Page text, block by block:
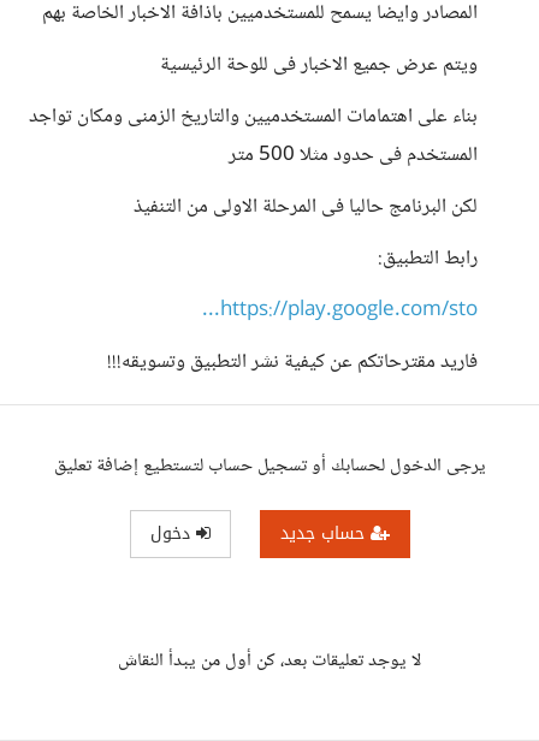
المصادر وايضا يسمح للمستخدميين باذافة الاخبار الخاصة بهم
ويتم عرض جميع الاخبار فى للوحة الرئيسية
بناء على اهتمامات المستخدميين والتاريخ الزمنى ومكان تواجد
المستخدم فى حدود مثلا 500 متر
لكن البرنامج حاليا فى المرحلة الاولى من التنفيذ
رابط التطبيق:
https://play.google.com/sto...
فاريد مقترحاتكم عن كيفية نشر التطبيق وتسويقه!!!
يرجى الدخول لحسابك أو تسجيل حساب لتستطيع إضافة تعليق
حساب جديد دخول
لا يوجد تعليقات بعد، كن أول من يبدأ النقاش